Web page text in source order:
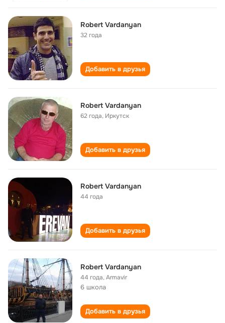
Robert Vardanyan
32 года
Добавить в друзья
Robert Vardanyan
62 года, Иркутск
Добавить в друзья
Robert Vardanyan
44 года
Добавить в друзья
Robert Vardanyan
44 года,Armavir
6 школа
Добавить в друзья